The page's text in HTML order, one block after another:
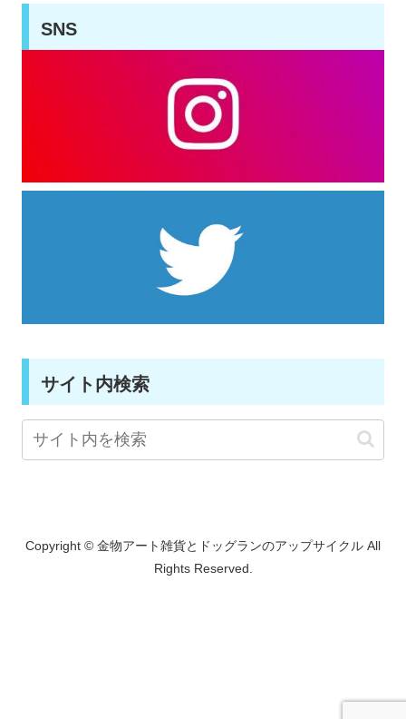
SNS
サイト内検索
Copyright © 金物アート雑貨とドッグランのアップサイクル All
Rights Reserved.